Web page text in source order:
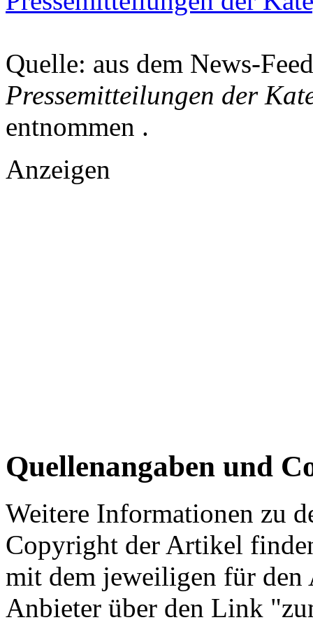
Quelle: aus dem News-
Pressemitteilungen der
entnommen .
Anzeigen
Quellenangaben und
Weitere Informationen zu
Copyright der Artikel
mit dem jeweiligen für
Anbieter über den Link